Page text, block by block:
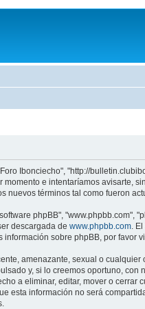
Ibonciecho", "http://
e intentaríamos
nuevos términos tal como fueron
phpBB",
descargada de www.phpbb.com.
sobre phpBB, por favor
amenazante, sexual o
y, si lo creemos oportuno,
a eliminar, editar, mover o
esta información no será